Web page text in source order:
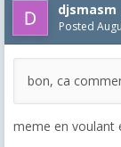
djsmasm
Posted
bon, ca
meme en voulant